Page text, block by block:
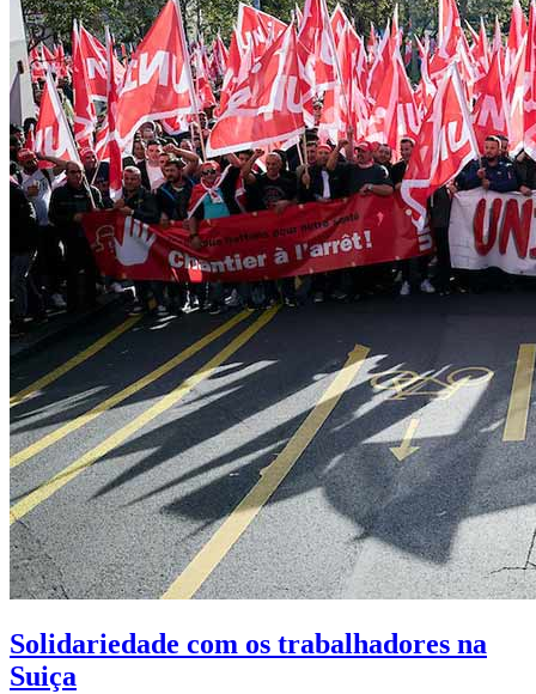
Solidariedade com os trabalhadores na
Suiça